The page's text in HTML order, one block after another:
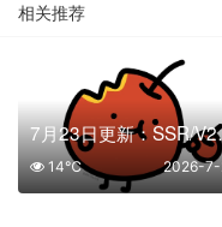
相关推荐
7月23日
2026-
14℃